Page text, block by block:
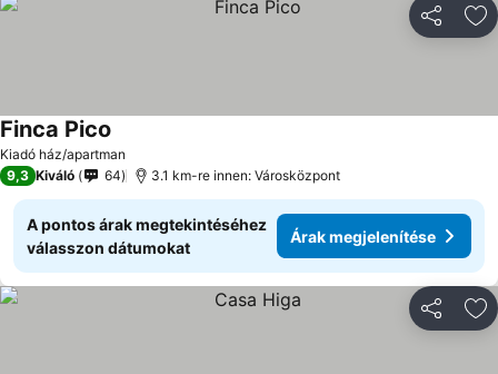
Kiadó ház/apartman
Finca Pico
9,3 Kiváló 64 3.1 km-re innen: Városközpont
A pontos árak megtekintéséhez
válasszon dátumokat
Árak megjelenítése